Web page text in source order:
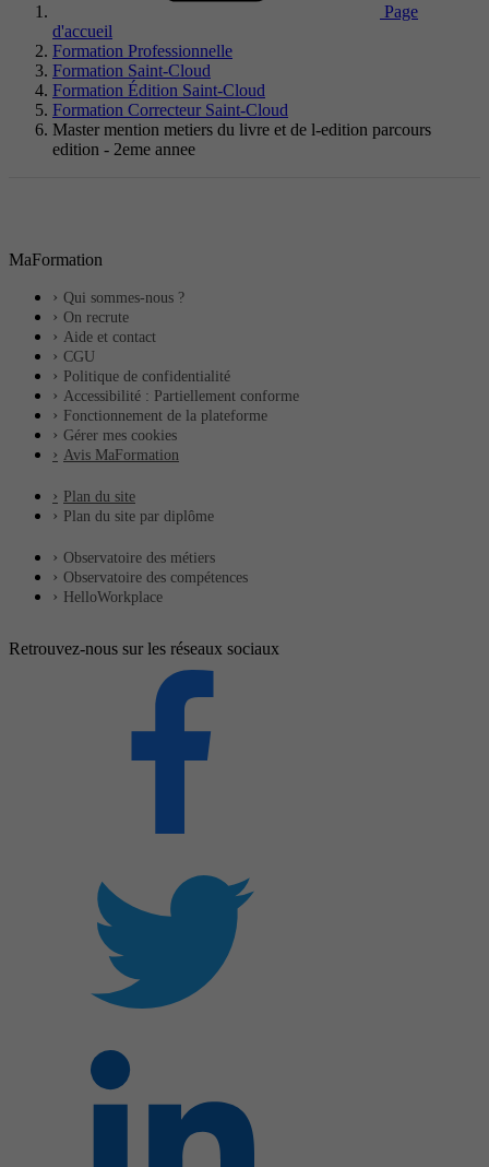
Page
d'accueil
Formation Professionnelle
Formation Saint-Cloud
Formation Édition Saint-Cloud
Formation Correcteur Saint-Cloud
Master mention metiers du livre et de l-edition parcours
edition - 2eme annee
MaFormation
Qui sommes-nous ?
On recrute
Aide et contact
CGU
Politique de confidentialité
Accessibilité : Partiellement conforme
Fonctionnement de la plateforme
Gérer mes cookies
Avis MaFormation
Plan du site
Plan du site par diplôme
Observatoire des métiers
Observatoire des compétences
HelloWorkplace
Retrouvez-nous sur les réseaux sociaux